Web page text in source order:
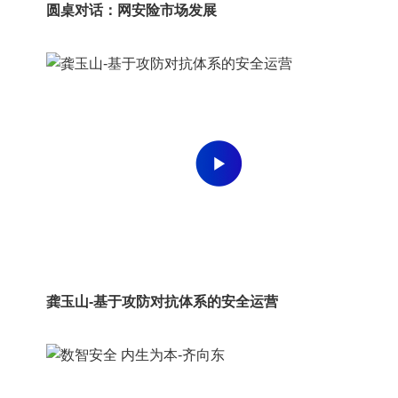
圆桌对话：网安险市场发展
龚玉山-基于攻防对抗体系的安全运营